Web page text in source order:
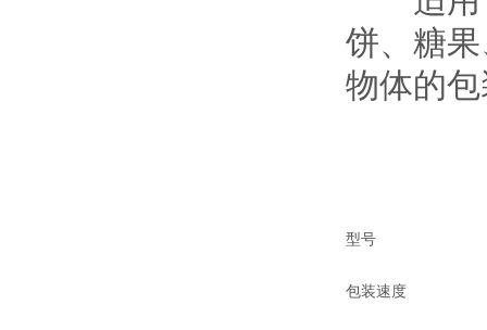
饼、糖
物体的
型号
包装速度